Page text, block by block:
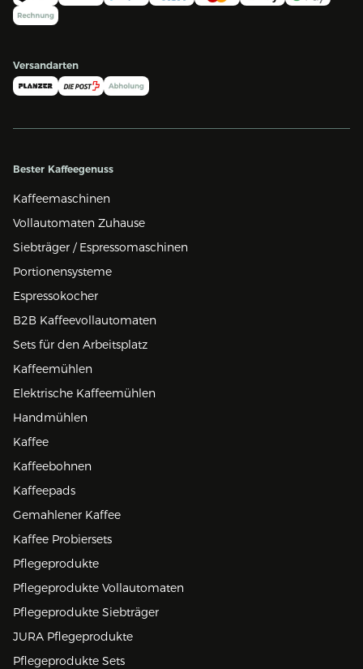
Versandarten
Bester Kaffeegenuss
Kaffeemaschinen
Vollautomaten Zuhause
Siebträger / Espressomaschinen
Portionensysteme
Espressokocher
B2B Kaffeevollautomaten
Sets für den Arbeitsplatz
Kaffeemühlen
Elektrische Kaffeemühlen
Handmühlen
Kaffee
Kaffeebohnen
Kaffeepads
Gemahlener Kaffee
Kaffee Probiersets
Pflegeprodukte
Pflegeprodukte Vollautomaten
Pflegeprodukte Siebträger
JURA Pflegeprodukte
Pflegeprodukte Sets